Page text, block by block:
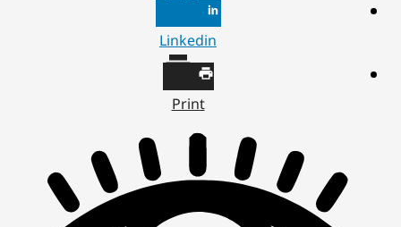
Linkedin
Print